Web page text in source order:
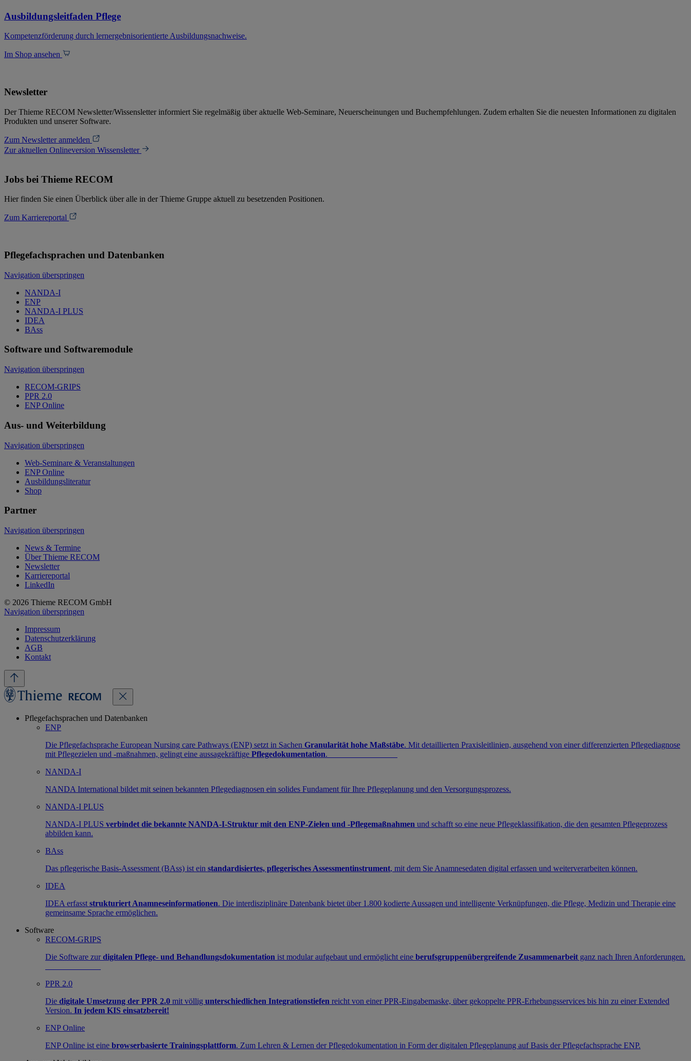
Ausbildungsleitfaden Pflege
Kompetenzförderung durch lernergebnisorientierte Ausbildungsnachweise.
Im Shop ansehen
Newsletter
Der Thieme RECOM Newsletter/Wissensletter informiert Sie regelmäßig über aktuelle Web-Seminare, Neuerscheinungen und Buchempfehlungen. Zudem erhalten Sie die neuesten Informationen zu digitalen
Produkten und unserer Software.
Zum Newsletter anmelden
Zur aktuellen Onlineversion Wissensletter
Jobs bei Thieme RECOM
Hier finden Sie einen Überblick über alle in der Thieme Gruppe aktuell zu besetzenden Positionen.
Zum Karriereportal
Pflegefachsprachen und Datenbanken
Navigation überspringen
NANDA-I
ENP
NANDA-I PLUS
IDEA
BAss
Software und Softwaremodule
Navigation überspringen
RECOM-GRIPS
PPR 2.0
ENP Online
Aus- und Weiterbildung
Navigation überspringen
Web-Seminare & Veranstaltungen
ENP Online
Ausbildungsliteratur
Shop
Partner
Navigation überspringen
News & Termine
Über Thieme RECOM
Newsletter
Karriereportal
LinkedIn
© 2026 Thieme RECOM GmbH
Navigation überspringen
Impressum
Datenschutzerklärung
AGB
Kontakt
Pflegefachsprachen und Datenbanken
ENP
Die Pflegefachsprache European Nursing care Pathways (ENP) setzt in Sachen Granularität hohe Maßstäbe. Mit detaillierten Praxisleitlinien, ausgehend von einer differenzierten Pflegediagnose
mit Pflegezielen und -maßnahmen, gelingt eine aussagekräftige Pflegedokumentation.
NANDA-I
NANDA International bildet mit seinen bekannten Pflegediagnosen ein solides Fundament für Ihre Pflegeplanung und den Versorgungsprozess.
NANDA-I PLUS
NANDA-I PLUS verbindet die bekannte NANDA-I-Struktur mit den ENP-Zielen und -Pflegemaßnahmen und schafft so eine neue Pflegeklassifikation, die den gesamten Pflegeprozess
abbilden kann.
BAss
Das pflegerische Basis-Assessment (BAss) ist ein standardisiertes, pflegerisches Assessmentinstrument, mit dem Sie Anamnesedaten digital erfassen und weiterverarbeiten können.
IDEA
IDEA erfasst strukturiert Anamneseinformationen. Die interdisziplinäre Datenbank bietet über 1.800 kodierte Aussagen und intelligente Verknüpfungen, die Pflege, Medizin und Therapie eine
gemeinsame Sprache ermöglichen.
Software
RECOM-GRIPS
Die Software zurdigitalen Pflege- und Behandlungsdokumentation ist modular aufgebaut und ermöglicht eine berufsgruppenübergreifende Zusammenarbeit ganz nach Ihren Anforderungen.
PPR 2.0
Die digitale Umsetzung der PPR 2.0 mit völlig unterschiedlichen Integrationstiefen reicht von einer PPR-Eingabemaske, über gekoppelte PPR-Erhebungsservices bis hin zu einer Extended
Version. In jedem KIS einsatzbereit!
ENP Online
ENP Online ist eine browserbasierte Trainingsplattform. Zum Lehren & Lernen der Pflegedokumentation in Form der digitalen Pflegeplanung auf Basis der Pflegefachsprache ENP.